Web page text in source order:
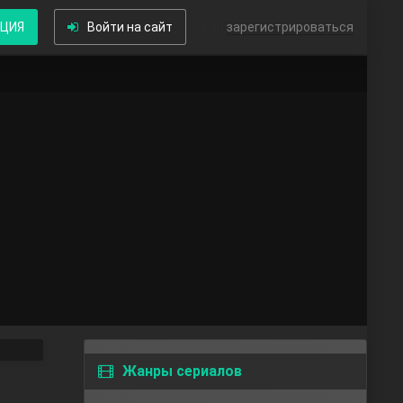
Войти на сайт зарегистрироваться
Жанры сериалов